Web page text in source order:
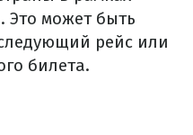
Это может быть
рейс или
билета.